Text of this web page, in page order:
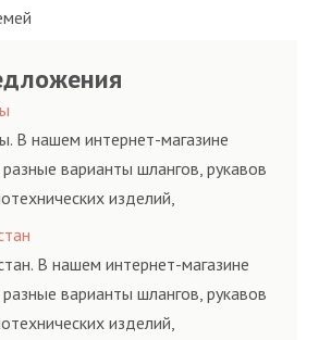
В нашем интернет-магазине
варианты шлангов, рукавов
изделий,
ГОСТам, техническим условиям
В нашем интернет-магазине
варианты шлангов, рукавов
изделий,